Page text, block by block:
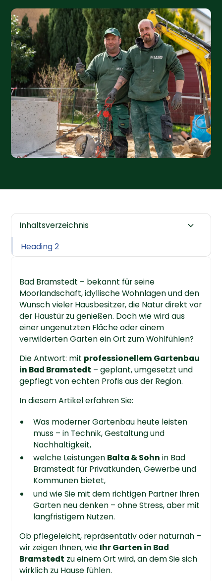
Inhaltsverzeichnis
Heading 2
Bad Bramstedt – bekannt für seine
Moorlandschaft, idyllische Wohnlagen und den
Wunsch vieler Hausbesitzer, die Natur direkt vor
der Haustür zu genießen. Doch wie wird aus
einer ungenutzten Fläche oder einem
verwilderten Garten ein Ort zum Wohlfühlen?
Die Antwort: mit professionellem Gartenbau
in Bad Bramstedt – geplant, umgesetzt und
gepflegt von echten Profis aus der Region.
In diesem Artikel erfahren Sie:
Was moderner Gartenbau heute leisten
muss – in Technik, Gestaltung und
Nachhaltigkeit,
welche Leistungen Balta & Sohn in Bad
Bramstedt für Privatkunden, Gewerbe und
Kommunen bietet,
und wie Sie mit dem richtigen Partner Ihren
Garten neu denken – ohne Stress, aber mit
langfristigem Nutzen.
Ob pflegeleicht, repräsentativ oder naturnah –
wir zeigen Ihnen, wie Ihr Garten in Bad
Bramstedt zu einem Ort wird, an dem Sie sich
wirklich zu Hause fühlen.